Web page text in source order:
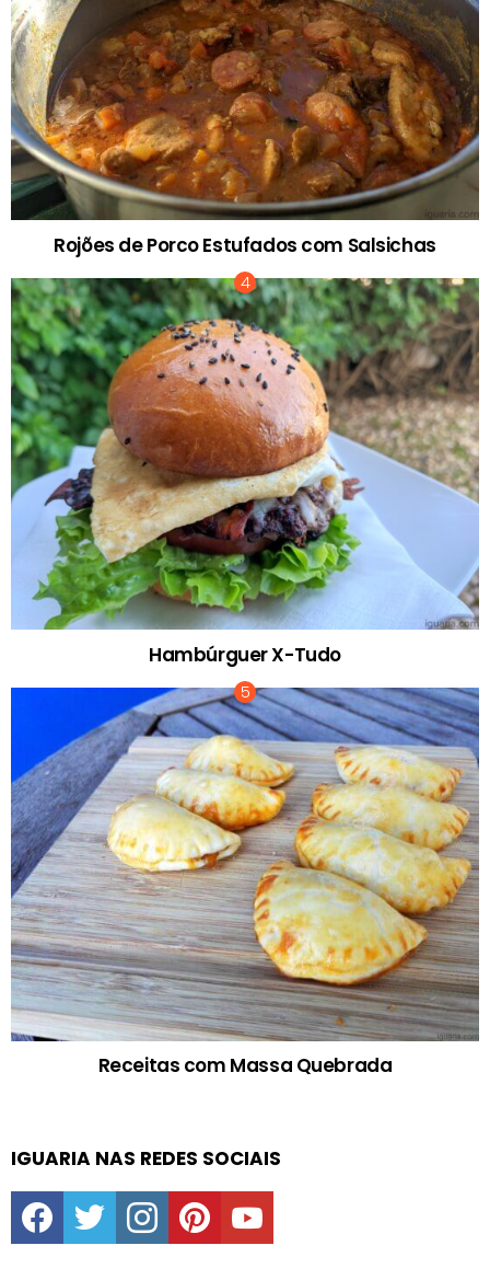
Rojões de Porco Estufados com Salsichas
Hambúrguer X-Tudo
Receitas com Massa Quebrada
IGUARIA NAS REDES SOCIAIS
facebooktwitter instagrampinterestyoutube